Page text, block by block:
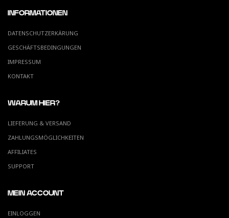
INFORMATIONEN
DATENSCHUTZERKÄRUNG
GESCHÄFTSBEDINGUNGEN
IMPRESSUM
KONTAKT
WARUM HIER?
LIEFERUNG & VERSAND
ZAHLUNGSMÖGLICHKEITEN
AFFILIATES
SUPPORT
MEIN ACCOUNT
EINLOGGEN